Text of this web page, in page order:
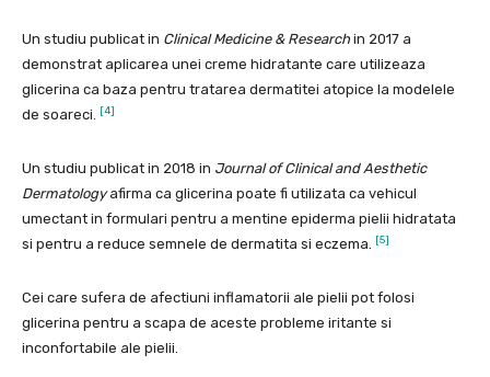
Un studiu publicat in Clinical Medicine & Research in 2017 a
demonstrat aplicarea unei creme hidratante care utilizeaza
glicerina ca baza pentru tratarea dermatitei atopice la modelele
de soareci.
[4]
Un studiu publicat in 2018 in Journal of Clinical and Aesthetic
Dermatologyafirma ca glicerina poate fi utilizata ca vehicul
umectant in formulari pentru a mentine epiderma pielii hidratata
si pentru a reduce semnele de dermatita si eczema.
[5]
Cei care sufera de afectiuni inflamatorii ale pielii pot folosi
glicerina pentru a scapa de aceste probleme iritante si
inconfortabile ale pielii.